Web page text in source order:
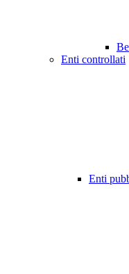
Enti controllati
Enti